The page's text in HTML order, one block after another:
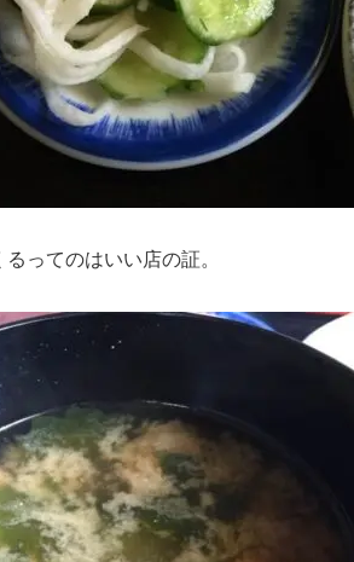
ってのはいい店の証。